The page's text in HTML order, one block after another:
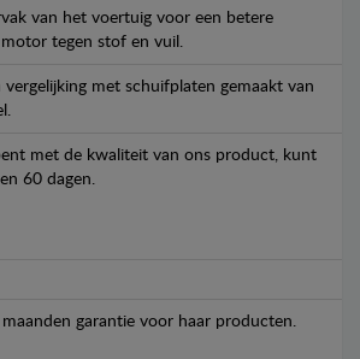
van het voertuig voor een betere
tegen stof en vuil.
vergelijking met schuifplaten gemaakt van
met de kwaliteit van ons product, kunt
60 dagen.
garantie voor haar producten.